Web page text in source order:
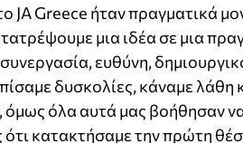
JA Greece ήταν πραγματικά
μια ιδέα σε μια
ευθύνη,
δυσκολίες, κάναμε λάθη
όλα αυτά μας βοήθησαν
κατακτήσαμε την πρώτη